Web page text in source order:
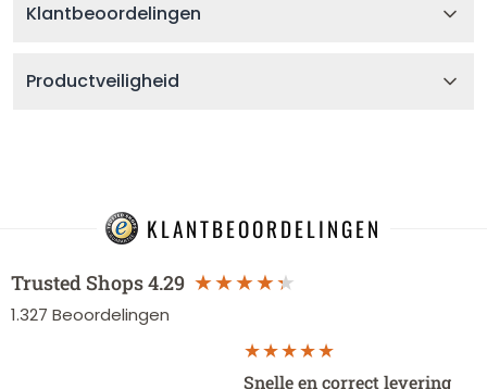
Klantbeoordelingen
Productveiligheid
KLANTBEOORDELINGEN
Trusted Shops4.29
1.327 Beoordelingen
Snelle en correct levering